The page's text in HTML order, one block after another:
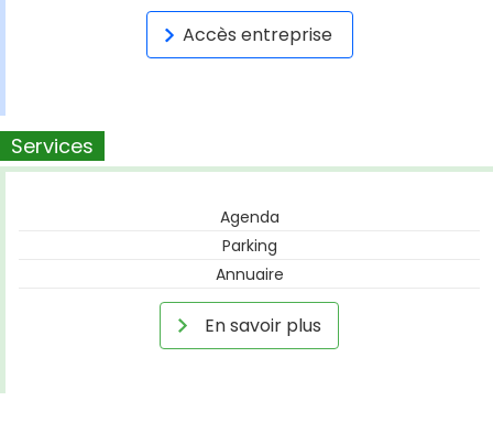
Accès entreprise
Services
Agenda
Parking
Annuaire
En savoir plus